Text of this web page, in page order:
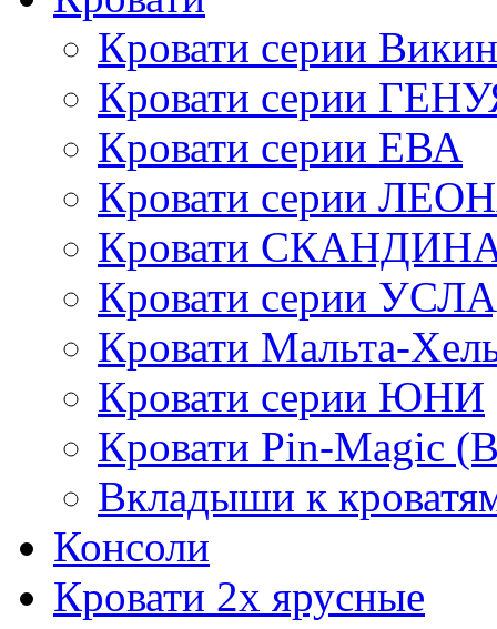
Кровати серии
Кровати серии
Кровати серии ЕВА
Кровати серии
Кровати
Кровати серии
Кровати Мальта-
Кровати серии ЮНИ
Кровати Pin-Magic
Вкладыши к
Консоли
Кровати 2х ярусные